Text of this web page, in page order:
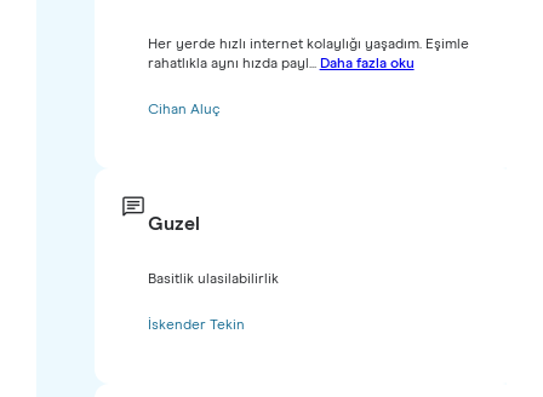
Her yerde hızlı internet kolaylığı yaşadım. Eşimle
rahatlıkla aynı hızda payl... Daha fazla oku
Cihan Aluç
Guzel
Basitlik ulasilabilirlik
İskender Tekin